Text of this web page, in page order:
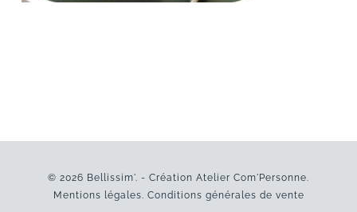
© 2026 Bellissim'. - Création Atelier Com'Personne.
Mentions légales. Conditions générales de vente